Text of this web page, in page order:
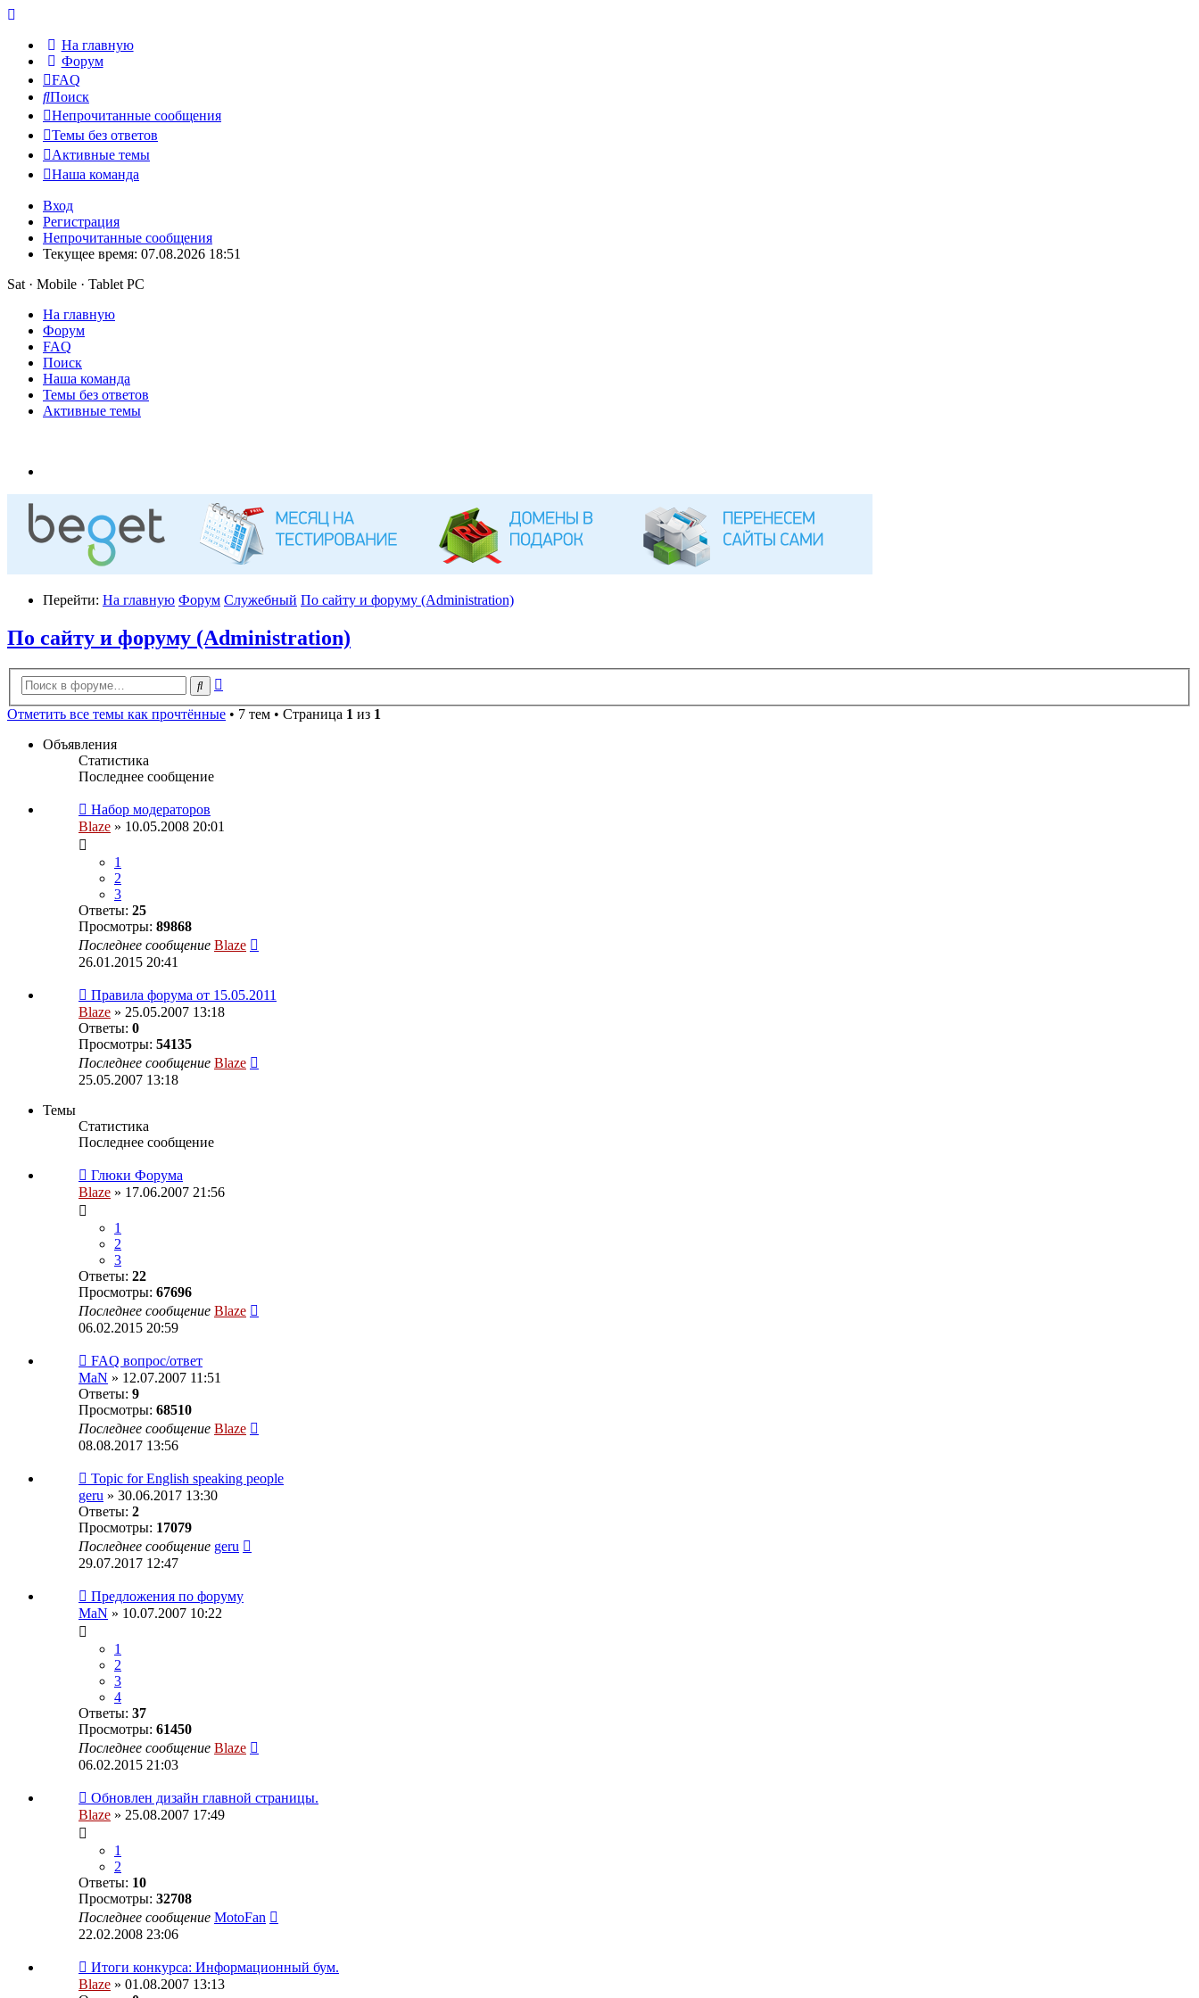
На главную
Форум
FAQ
Поиск
Непрочитанные сообщения
Темы без ответов
Активные темы
Наша команда
Вход
Регистрация
Непрочитанные сообщения
Текущее время: 07.08.2026 18:51
Sat · Mobile · Tablet PC
На главную
Форум
FAQ
Поиск
Наша команда
Темы без ответов
Активные темы
Перейти: На главную Форум Служебный По сайту и форуму (Administration)
По сайту и форуму (Administration)
Поиск
Отметить все темы как прочтённые • 7 тем • Страница 1 из 1
Объявления
Статистика
Последнее сообщение
Набор модераторов
Blaze » 10.05.2008 20:01
1
2
3
Ответы: 25
Просмотры: 89868
Последнее сообщение Blaze
26.01.2015 20:41
Правила форума от 15.05.2011
Blaze » 25.05.2007 13:18
Ответы: 0
Просмотры: 54135
Последнее сообщение Blaze
25.05.2007 13:18
Темы
Статистика
Последнее сообщение
Глюки Форума
Blaze » 17.06.2007 21:56
1
2
3
Ответы: 22
Просмотры: 67696
Последнее сообщение Blaze
06.02.2015 20:59
FAQ вопрос/ответ
MaN » 12.07.2007 11:51
Ответы: 9
Просмотры: 68510
Последнее сообщение Blaze
08.08.2017 13:56
Topic for English speaking people
geru » 30.06.2017 13:30
Ответы: 2
Просмотры: 17079
Последнее сообщение geru
29.07.2017 12:47
Предложения по форуму
MaN » 10.07.2007 10:22
1
2
3
4
Ответы: 37
Просмотры: 61450
Последнее сообщение Blaze
06.02.2015 21:03
Обновлен дизайн главной страницы.
Blaze » 25.08.2007 17:49
1
2
Ответы: 10
Просмотры: 32708
Последнее сообщение MotoFan
22.02.2008 23:06
Итоги конкурса: Информационный бум.
Blaze » 01.08.2007 13:13